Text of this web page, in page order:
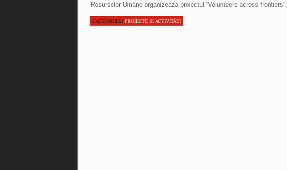
Resurselor Umane organizeaza proiectul “Volunteers across frontiers”.
CATEGORIES: PROIECTE ŞI ACTIVITĂŢI